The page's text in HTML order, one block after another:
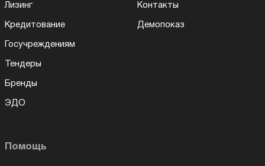
Лизинг
Кредитование
Госучреждениям
Тендеры
Бренды
ЭДО
Контакты
Демопоказ
Помощь